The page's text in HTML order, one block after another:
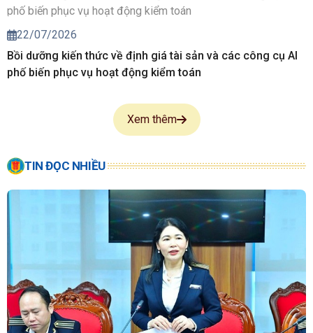
22/07/2026
Bồi dưỡng kiến thức về định giá tài sản và các công cụ AI
phố biến phục vụ hoạt động kiểm toán
Xem thêm
TIN ĐỌC NHIỀU